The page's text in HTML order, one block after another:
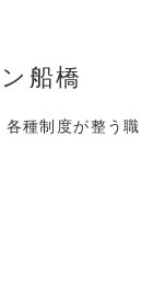
船橋
各種制度が整う職